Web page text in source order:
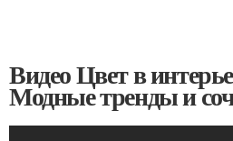
Видео Цвет в
Модные тренды и